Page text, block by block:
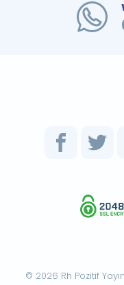
© 2026 Rh Pozitif